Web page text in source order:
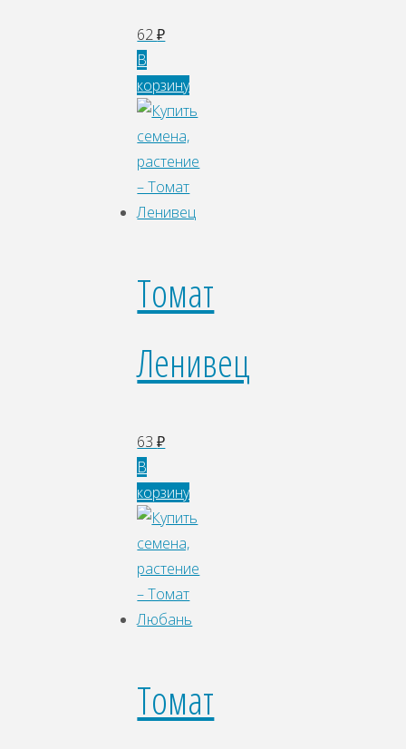
62₽
В
корзину
Томат
Ленивец
63₽
В
корзину
Томат